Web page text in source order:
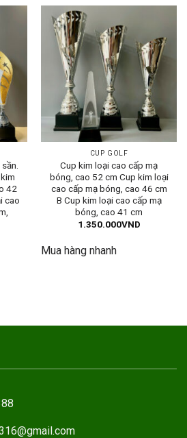
42
cao
CUP GOLF
Cup kim loại cao cấp mạ
bóng, cao 52 cm Cup kim loại
cao cấp mạ bóng, cao 46 cm
B Cup kim loại cao cấp mạ
bóng, cao 41 cm
1.350.000VND
Mua hàng nhanh